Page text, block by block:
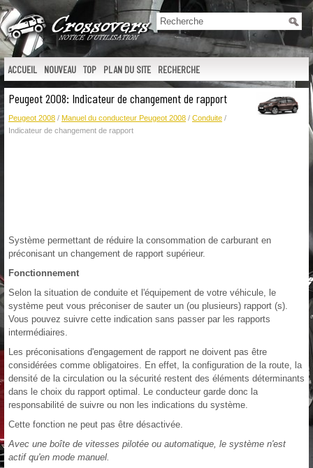
ACCUEIL NOUVEAU TOP PLAN DU SITE RECHERCHE
Peugeot 2008: Indicateur de changement de rapport
Peugeot 2008 / Manuel du conducteur Peugeot 2008 / Conduite /
Indicateur de changement de rapport
Système permettant de réduire la consommation de carburant en
préconisant un changement de rapport supérieur.
Fonctionnement
Selon la situation de conduite et l'équipement de votre véhicule, le
système peut vous préconiser de sauter un (ou plusieurs) rapport (s).
Vous pouvez suivre cette indication sans passer par les rapports
intermédiaires.
Les préconisations d'engagement de rapport ne doivent pas être
considérées comme obligatoires. En effet, la configuration de la route, la
densité de la circulation ou la sécurité restent des éléments déterminants
dans le choix du rapport optimal. Le conducteur garde donc la
responsabilité de suivre ou non les indications du système.
Cette fonction ne peut pas être désactivée.
Avec une boîte de vitesses pilotée ou automatique, le système n'est
actif qu'en mode manuel.